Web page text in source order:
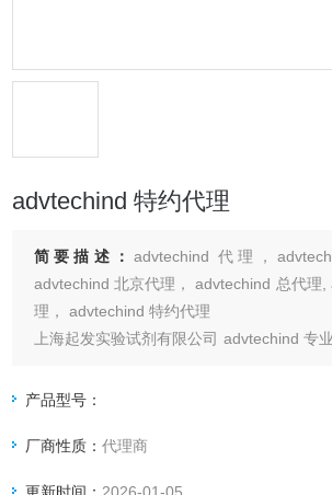
advtechind 特约代理
简要描述： advtechind 代理，
advtechind 北京代理， advtechind 总代理,
理， advtechind 特约代理
上海起发实验试剂有限公司 advtechind 专
产品型号：
厂商性质：代理商